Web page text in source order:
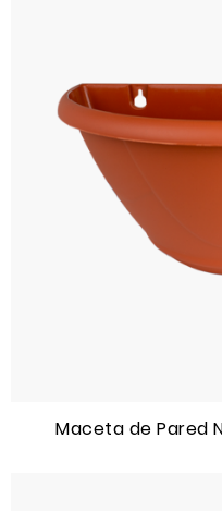
Maceta de Pared